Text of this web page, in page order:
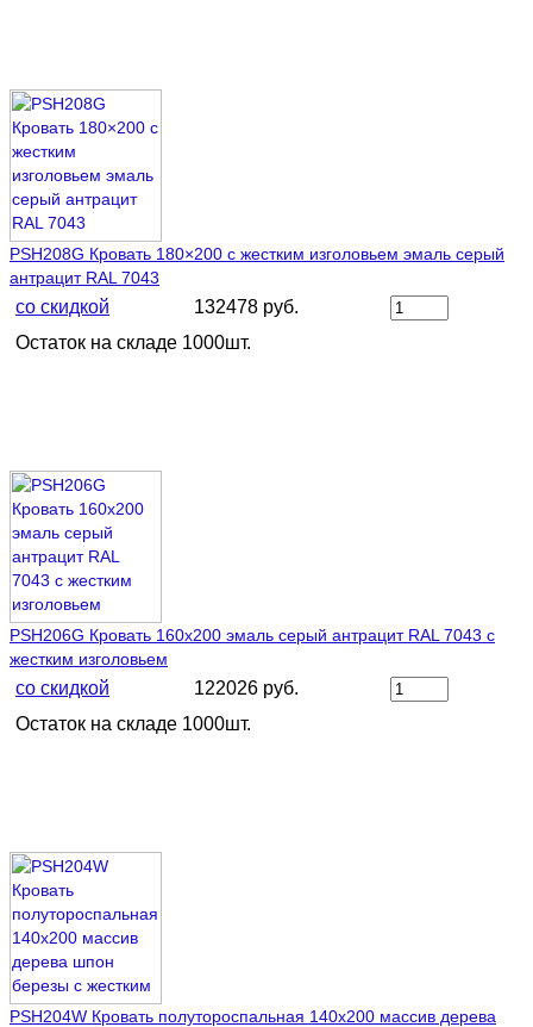
PSH208G Кровать 180×200 с жестким изголовьем эмаль серый
антрацит RAL 7043
со скидкой
132478 руб.
Остаток на складе 1000шт.
PSH206G Кровать 160х200 эмаль серый антрацит RAL 7043 с
жестким изголовьем
со скидкой
122026 руб.
Остаток на складе 1000шт.
PSH204W Кровать полутороспальная 140х200 массив дерева